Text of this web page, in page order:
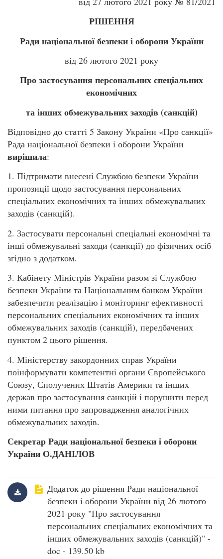
РІШЕННЯ
Ради національної безпеки і оборони України
від 26 лютого 2021 року
Про застосування персональних спеціальних
економічних
та інших обмежувальних заходів (санкцій)
Відповідно до статті 5 Закону України «Про санкції»
Рада національної безпеки і оборони України
вирішила:
1. Підтримати внесені Службою безпеки України
пропозиції щодо застосування персональних
спеціальних економічних та інших обмежувальних
заходів (санкцій).
2. Застосувати персональні спеціальні економічні та
інші обмежувальні заходи (санкції) до фізичних осіб
згідно з додатком.
3. Кабінету Міністрів України разом зі Службою
безпеки України та Національним банком України
забезпечити реалізацію і моніторинг ефективності
персональних спеціальних економічних та інших
обмежувальних заходів (санкцій), передбачених
пунктом 2 цього рішення.
4. Міністерству закордонних справ України
поінформувати компетентні органи Європейського
Союзу, Сполучених Штатів Америки та інших
держав про застосування санкцій і порушити перед
ними питання про запровадження аналогічних
обмежувальних заходів.
Секретар Ради національної безпеки і оборони
України О.ДАНІЛОВ
Додаток до рішення Ради національної
безпеки і оборони України від 26 лютого
2021 року "Про застосування
персональних спеціальних економічних та
інших обмежувальних заходів (санкцій)" -
doc - 139.50 kb